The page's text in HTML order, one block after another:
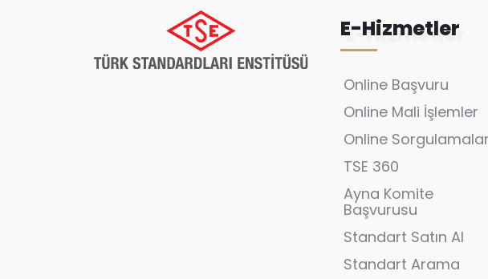
E-Hizmetler
Online Başvuru
Online Mali İşlemler
Online Sorgulamalar
TSE 360
Ayna Komite
Başvurusu
Standart Satın Al
Standart Arama